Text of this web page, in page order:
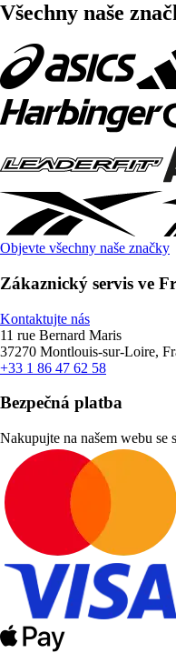
Všechny naše
Objevte všechny naše značky
Zákaznický servis ve
Kontaktujte nás
11 rue Bernard Maris
37270 Montlouis-sur-Loire,
+33 1 86 47 62 58
Bezpečná platba
Nakupujte na našem webu se